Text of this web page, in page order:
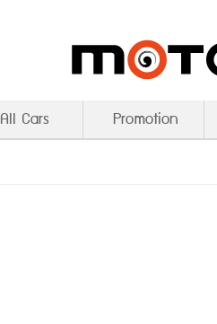
All Cars Promotion